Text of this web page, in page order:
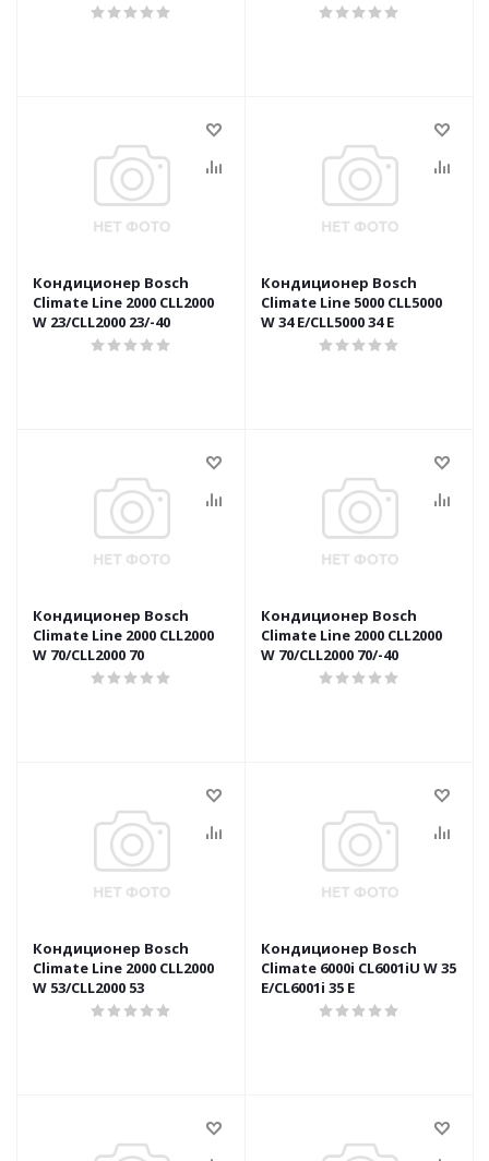
Кондиционер Bosch
Climate Line 2000 CLL2000
W 23/CLL2000 23/-40
Кондиционер Bosch
Climate Line 5000 CLL5000
W 34 E/CLL5000 34 E
Кондиционер Bosch
Climate Line 2000 CLL2000
W 70/CLL2000 70
Кондиционер Bosch
Climate Line 2000 CLL2000
W 70/CLL2000 70/-40
Кондиционер Bosch
Climate Line 2000 CLL2000
W 53/CLL2000 53
Кондиционер Bosch
Climate 6000i CL6001iU W 35
E/CL6001i 35 E